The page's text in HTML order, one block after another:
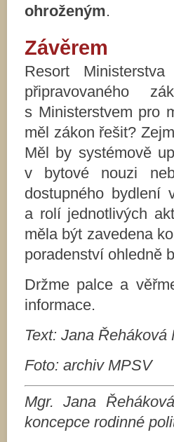
ohroženým.
Závěrem
Resort
připravovaného
s Ministerstvem pro
měl zákon řešit?
Měl by systémově
v bytové nouzi
dostupného
a rolí jednotlivých
měla být zavedena
poradenství ohledně
Držme palce a
informace.
Text: Jana Řeháková
Foto: archiv MPSV
Mgr. Jana Řeh
koncepce rodinné